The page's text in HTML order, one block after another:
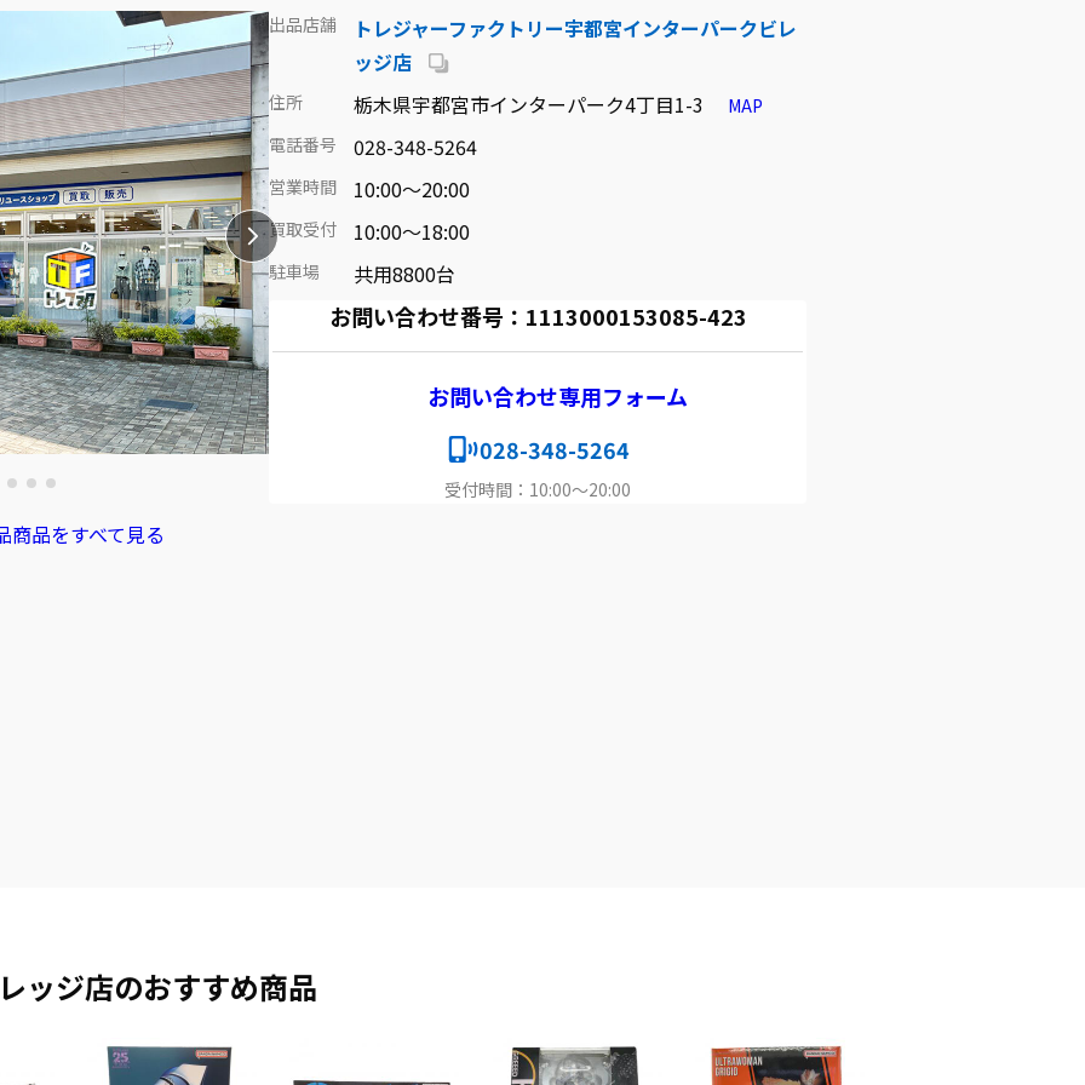
商品をすべて見る
出品店舗
トレジャーファクトリー宇都宮インターパークビレ
ッジ店
住所 栃木県宇都宮市インターパーク4丁目1-3
MAP
電話番号
028-348-5264
営業時間 10:00～20:00
買取受付 10:00～18:00
駐車場 共用8800台
お問い合わせ番号：1113000153085-423
お問い合わせ専用フォーム
028-348-5264
受付時間：10:00～20:00
ッジ店のおすすめ商品